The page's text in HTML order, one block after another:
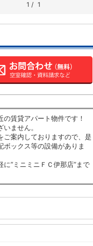
1 / 1
賃貸アパート物件です！
ません。
案内しておりますので、是
ックス等の設備がありま
”ミニミニＦＣ伊那店”まで